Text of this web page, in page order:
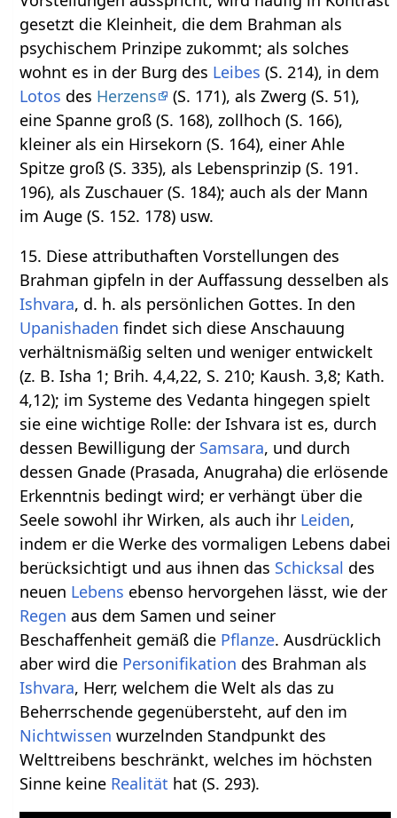
gesetzt die Kleinheit, die dem Brahman als
psychischem Prinzipe zukommt; als solches
wohnt es in der Burg des Leibes (S. 214), in dem
Lotos des Herzens
(S. 171), als Zwerg (S. 51),
eine Spanne groß (S. 168), zollhoch (S. 166),
kleiner als ein Hirsekorn (S. 164), einer Ahle
Spitze groß (S. 335), als Lebensprinzip (S. 191.
196), als Zuschauer (S. 184); auch als der Mann
im Auge (S. 152. 178) usw.
15. Diese attributhaften Vorstellungen des
Brahman gipfeln in der Auffassung desselben als
Ishvara, d. h. als persönlichen Gottes. In den
Upanishaden findet sich diese Anschauung
verhältnismäßig selten und weniger entwickelt
(z. B. Isha 1; Brih. 4,4,22, S. 210; Kaush. 3,8; Kath.
4,12); im Systeme des Vedanta hingegen spielt
sie eine wichtige Rolle: der Ishvara ist es, durch
dessen Bewilligung der Samsara, und durch
dessen Gnade (Prasada, Anugraha) die erlösende
Erkenntnis bedingt wird; er verhängt über die
Seele sowohl ihr Wirken, als auch ihr Leiden,
indem er die Werke des vormaligen Lebens dabei
berücksichtigt und aus ihnen das Schicksal des
neuen Lebens ebenso hervorgehen lässt, wie der
Regen aus dem Samen und seiner
Beschaffenheit gemäß die Pflanze. Ausdrücklich
aber wird die Personifikation des Brahman als
Ishvara, Herr, welchem die Welt als das zu
Beherrschende gegenübersteht, auf den im
Nichtwissen wurzelnden Standpunkt des
Welttreibens beschränkt, welches im höchsten
Sinne keine Realität hat (S. 293).